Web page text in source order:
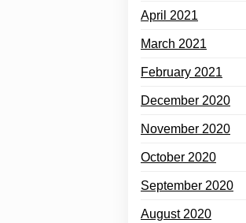
April 2021
March 2021
February 2021
December 2020
November 2020
October 2020
September 2020
August 2020